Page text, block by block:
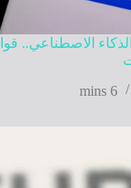
الاصطناعي..
6 mins